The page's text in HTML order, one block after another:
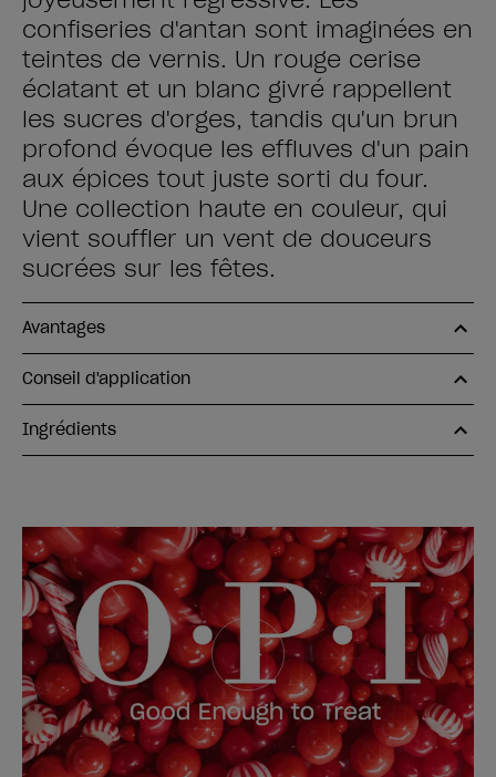
confiseries d'antan sont imaginées en
teintes de vernis. Un rouge cerise
éclatant et un blanc givré rappellent
les sucres d'orges, tandis qu'un brun
profond évoque les effluves d'un pain
aux épices tout juste sorti du four.
Une collection haute en couleur, qui
vient souffler un vent de douceurs
sucrées sur les fêtes.
Avantages
Conseil d'application
Ingrédients